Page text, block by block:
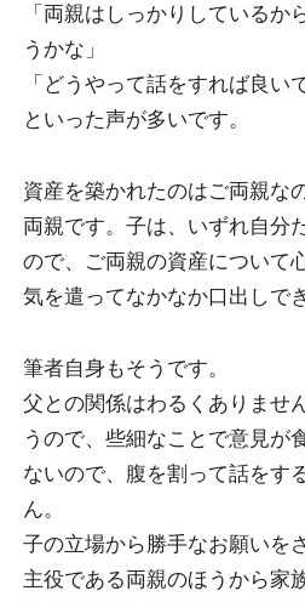
「両親はしっかりしているか
うかな」
「どうやって話をすれば良い
といった声が多いです。
資産を築かれたのはご両親な
両親です。子は、いずれ自分
ので、ご両親の資産について
気を遣ってなかなか口出しで
筆者自身もそうです。
父との関係はわるくありませ
うので、些細なことで意見が
ないので、腹を割って話をす
ん。
子の立場から勝手なお願いを
主役である両親のほうから家